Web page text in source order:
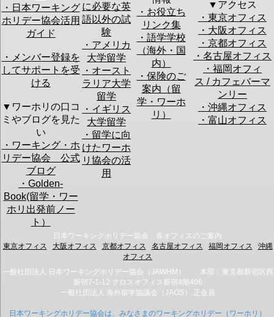
グ
ご希望の方はお手数ですが上記予定日等の質問に詳
細をご記入いただければスムーズなお話ができます
のでご協力をお願い致します。
初心者セミナーの
アンケート
・このセミナーでどんな情報を聞きたいですか？：
・今不安に思っていることは何ですか？：
渡航のプラ
ン立て
渡航費用の
準備
ビザ申請
英語力
このフォームでは
予約確認のメールをお送りしますので、メールの指示に従って予約を確定
させてください。
に従い取扱を行います。
・日本ワーキング
ホリデー協会活用
ガイド
・メンバー登録を
してサポートを受
ける
▼ワーホリの口コ
ミやブログを見た
い
・ワーキング・ホ
リデー協会 公式
ブログ
・Golden-
Book(留学・ワー
ホリ出発前ノー
ト）
に必要な英
語以外の試
験
・アメリカ
大学留学
・オースト
ラリア大学
留学
・イギリス
大学留学
・留学に向
けたワーホ
リ協会の活
用
・お役立ち
リンク集
・語学学校
（海外・国
内）
・保険のご
案内（留
学・ワーホ
リ）
▼アクセス
・東京オフィス
・大阪オフィス
・京都オフィス
・名古屋オフィス
・福岡オフィ
ス / カフェバーマ
ンリー
・沖縄オフィス
・富山オフィス
日本ワーキングホリデー協会 各オフィスのご案内
東京オフィス
大阪オフィス 京都オフィス 名古屋オフィス 福岡オフィス
沖縄
オフィス
一般社団法人 日本ワーキングホリデー協会（JAWHM） 本部：東京都新宿区西
新宿7-1-12 クロスオフィス新宿4階406
一般社団法人 海外留学協議会（JAOS） 正会員
日本ワーキングホリデー協会は、みなさまのワーキングホリデー（ワーホリ）